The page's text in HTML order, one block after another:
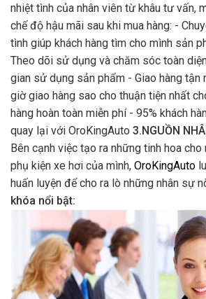
nhiệt tình của nhân viên từ khâu tư vấn,
chế độ hậu mãi sau khi mua hàng: -
tình giúp khách hàng tìm cho mình sản
Theo dõi sử dụng và chăm sóc toàn
gian sử dụng sản phẩm - Giao hàng tận
giờ giao hàng sao cho thuận tiện nhất
hàng hoàn toàn miễn phí - 95% khách
quay lại với OroKingAuto 3.NGUỒN
Bên cạnh việc tạo ra những tinh hoa
phụ kiện xe hơi của mình, OroKingAuto
huấn luyện để cho ra lò những nhân sự
khóa nổi bật: